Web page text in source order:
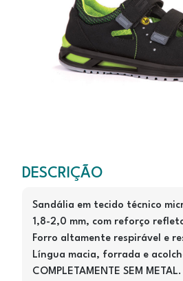
SAMOA S1P
DESCRIÇÃO
Sandália em tecido técnico
1,8-2,0 mm, com reforço
Forro altamente respirável e
Língua macia, forrada e
COMPLETAMENTE SEM METAL.